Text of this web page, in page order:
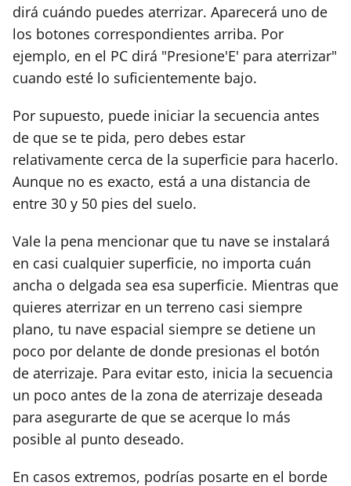
dirá cuándo puedes aterrizar. Aparecerá uno de
los botones correspondientes arriba. Por
ejemplo, en el PC dirá "Presione'E' para aterrizar"
cuando esté lo suficientemente bajo.
Por supuesto, puede iniciar la secuencia antes
de que se te pida, pero debes estar
relativamente cerca de la superficie para hacerlo.
Aunque no es exacto, está a una distancia de
entre 30 y 50 pies del suelo.
Vale la pena mencionar que tu nave se instalará
en casi cualquier superficie, no importa cuán
ancha o delgada sea esa superficie. Mientras que
quieres aterrizar en un terreno casi siempre
plano, tu nave espacial siempre se detiene un
poco por delante de donde presionas el botón
de aterrizaje. Para evitar esto, inicia la secuencia
un poco antes de la zona de aterrizaje deseada
para asegurarte de que se acerque lo más
posible al punto deseado.
En casos extremos, podrías posarte en el borde